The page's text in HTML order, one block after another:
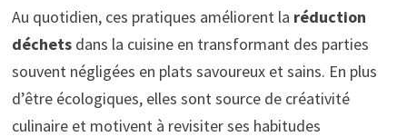
Au quotidien, ces pratiques améliorent la réduction
déchetsdans la cuisine en transformant des parties
souvent négligées en plats savoureux et sains. En plus
d’être écologiques, elles sont source de créativité
culinaire et motivent à revisiter ses habitudes